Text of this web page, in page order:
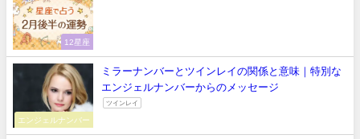
12星座
エンジェルナンバー
ミラーナンバーとツインレイの関係と意味｜特別な
エンジェルナンバーからのメッセージ
ツインレイ